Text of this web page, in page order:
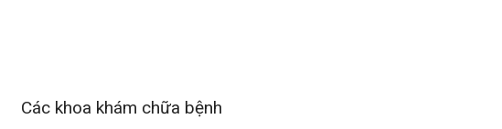
Các khoa khám chữa bệnh